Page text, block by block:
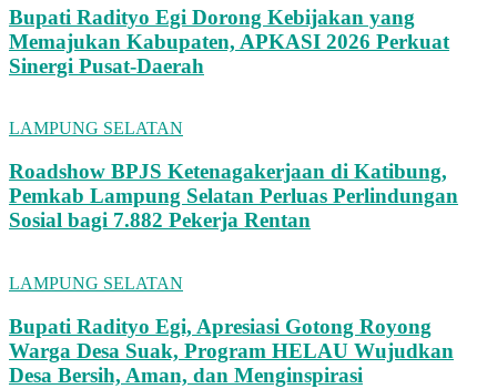
Bupati Radityo Egi Dorong Kebijakan yang
Memajukan Kabupaten, APKASI 2026 Perkuat
Sinergi Pusat-Daerah
LAMPUNG SELATAN
Roadshow BPJS Ketenagakerjaan di Katibung,
Pemkab Lampung Selatan Perluas Perlindungan
Sosial bagi 7.882 Pekerja Rentan
LAMPUNG SELATAN
Bupati Radityo Egi, Apresiasi Gotong Royong
Warga Desa Suak, Program HELAU Wujudkan
Desa Bersih, Aman, dan Menginspirasi